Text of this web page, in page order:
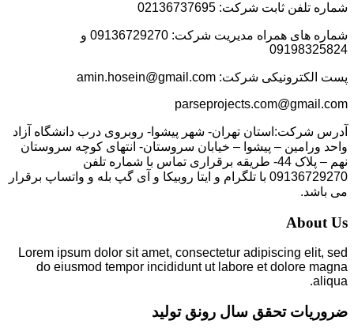
شماره تلفن ثابت شرکت: 02136737695
شماره های همراه مدیریت شرکت: 09136729270 و
09198325824
پست الکترونیکی شرکت: amin.hosein@gmail.com
parseprojects.com@gmail.com
آدرس شرکت:استان تهران- شهر پیشوا- روبروی درب دانشگاه آزاد
واحد ورامین – پیشوا – خیابان سروستان- انتهای کوچه سروستان
نهم – پلاک 44- طریقه برقراری تماس با شماره تلفن
09136729270 با تلگرام و ایتا روبیکا و آی گپ بله و واتساپ برقرار
می باشد.
About Us
Lorem ipsum dolor sit amet, consectetur adipiscing elit, sed
do eiusmod tempor incididunt ut labore et dolore magna
aliqua.
ضروریات تحقق سال رونق تولید